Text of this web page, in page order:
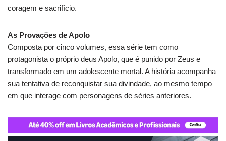
coragem e sacrifício.
As Provações de Apolo
Composta por cinco volumes, essa série tem como
protagonista o próprio deus Apolo, que é punido por Zeus e
transformado em um adolescente mortal. A história acompanha
sua tentativa de reconquistar sua divindade, ao mesmo tempo
em que interage com personagens de séries anteriores.